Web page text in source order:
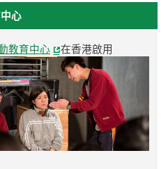
心
教育中心 在香港啟用